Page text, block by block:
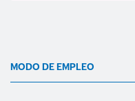
MODO DE EMPLEO